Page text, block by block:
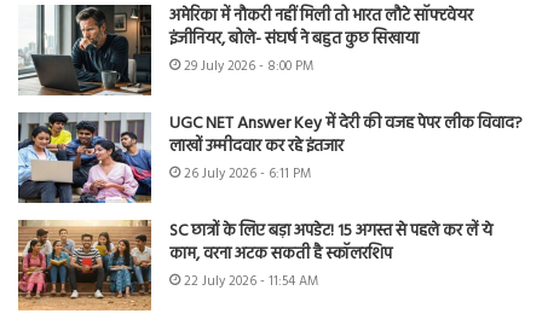
अमेरिका में नौकरी नहीं मिली तो भारत लौटे सॉफ्टवेयर
इंजीनियर, बोले- संघर्ष ने बहुत कुछ सिखाया
29 July 2026 - 8:00 PM
UGC NET Answer Key में देरी की वजह पेपर लीक विवाद?
लाखों उम्मीदवार कर रहे इंतजार
26 July 2026 - 6:11 PM
SC छात्रों के लिए बड़ा अपडेट! 15 अगस्त से पहले कर लें ये
काम, वरना अटक सकती है स्कॉलरशिप
22 July 2026 - 11:54 AM